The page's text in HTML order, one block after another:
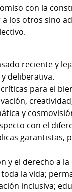
con la
los otros sino
reciente y
deliberativa.
para el
y
con el
garantistas,
y el derecho a
la vida;
inclusiva;